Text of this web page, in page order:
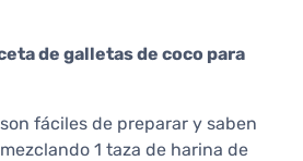
de galletas de coco para
fáciles de preparar y saben
1 taza de harina de